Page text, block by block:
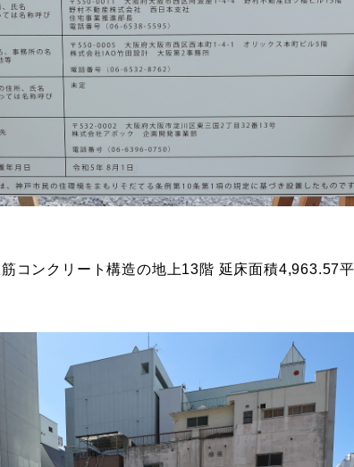
コンクリート構造の地上13階 延床面積4,963.57